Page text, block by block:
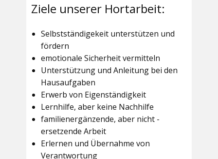
Ziele unserer Hortarbeit:
Selbstständigekeit unterstützen und
fördern
emotionale Sicherheit vermitteln
Unterstützung und Anleitung bei den
Hausaufgaben
Erwerb von Eigenständigkeit
Lernhilfe, aber keine Nachhilfe
familienergänzende, aber nicht -
ersetzende Arbeit
Erlernen und Übernahme von
Verantwortung